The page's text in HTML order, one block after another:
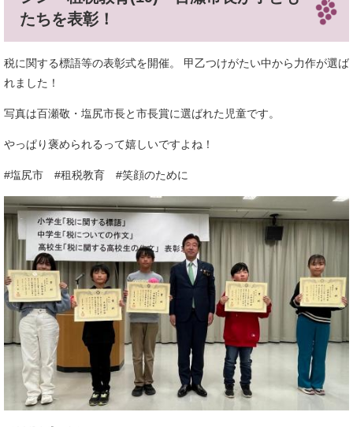
たちを表彰！
税に関する標語等の表彰式を開催。 甲乙つけがたい中から力作が選ば
れました！
写真は百瀬敬・塩尻市長と市長賞に選ばれた児童です。
やっぱり褒められるって嬉しいですよね！
#塩尻市 #租税教育 #笑顔のために